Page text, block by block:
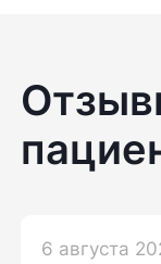
6 августа